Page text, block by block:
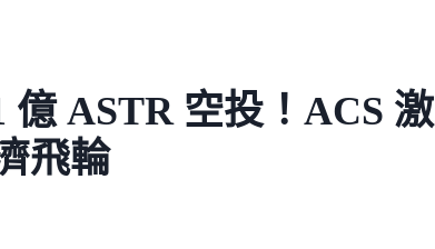
億 ASTR 空投！ACS 激
飛輪